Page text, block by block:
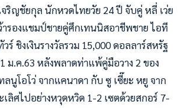
จริญชัยกุล นักหวดไทยวัย 24 ปี จับคู่ หลี่ เว่ย
รองแชมป์ชายคู่ศึกเทนนิสอาชีพชาย ไอที
ร์ ชิงเงินรางวัลรวม 15,000 ดอลลาร์สหรัฐ
ม.ค.63 หลังพลาดท่าแพ้คู่มือวาง 2 ของ
ลนูโอโว่ จากแคนาดา กับ ซู เซี๊ยะ หยู จาก
ลิศไปอย่างหวุดหวิด 1-2 เซตด้วยสกอร์ 7-